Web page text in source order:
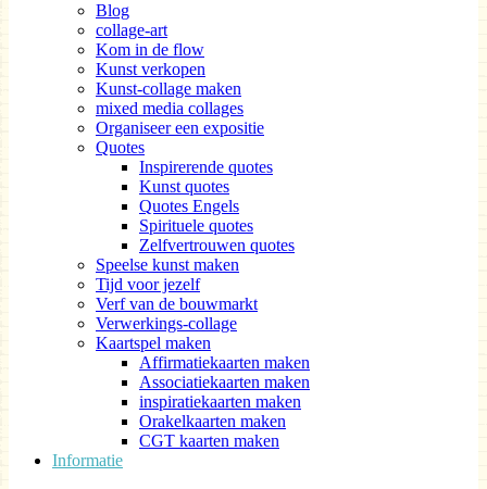
Blog
collage-art
Kom in de flow
Kunst verkopen
Kunst-collage maken
mixed media collages
Organiseer een expositie
Quotes
Inspirerende quotes
Kunst quotes
Quotes Engels
Spirituele quotes
Zelfvertrouwen quotes
Speelse kunst maken
Tijd voor jezelf
Verf van de bouwmarkt
Verwerkings-collage
Kaartspel maken
Affirmatiekaarten maken
Associatiekaarten maken
inspiratiekaarten maken
Orakelkaarten maken
CGT kaarten maken
Informatie